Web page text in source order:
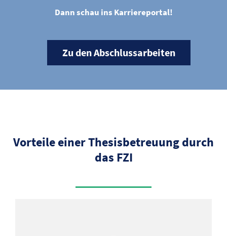
Dann schau ins Karriereportal!
Zu den Abschlussarbeiten
Vorteile einer Thesisbetreuung durch
das FZI